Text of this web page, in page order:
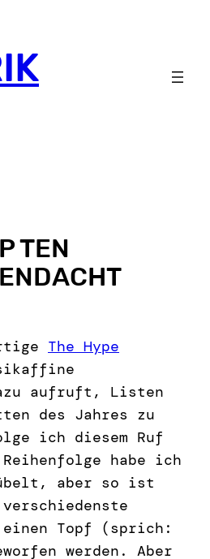
TEN
The Hype
aufruft, Listen
des Jahres zu
ich diesem Ruf
habe ich
aber so ist
einen Topf (sprich:
werden. Aber